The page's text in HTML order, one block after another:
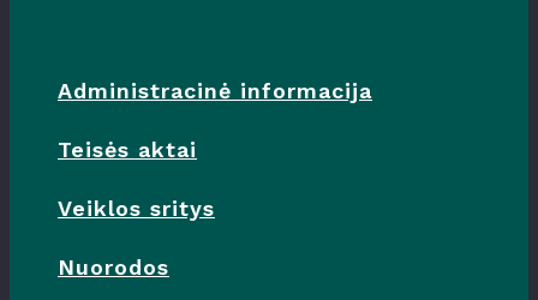
Administracinė informacija
Teisės aktai
Veiklos sritys
Nuorodos